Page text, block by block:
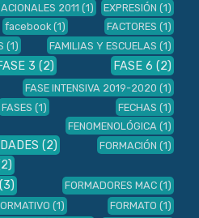
2011 (1) EXPRESIÓN (1)
facebook (1) FACTORES (1)
(1) FAMILIAS Y ESCUELAS (1)
3 (2) FASE 6 (2)
FASE INTENSIVA 2019-2020 (1)
FASES (1) FECHAS (1)
FENOMENOLÓGICA (1)
(2) FORMACIÓN (1)
(3) FORMADORES MAC (1)
(1) FORMATO (1)